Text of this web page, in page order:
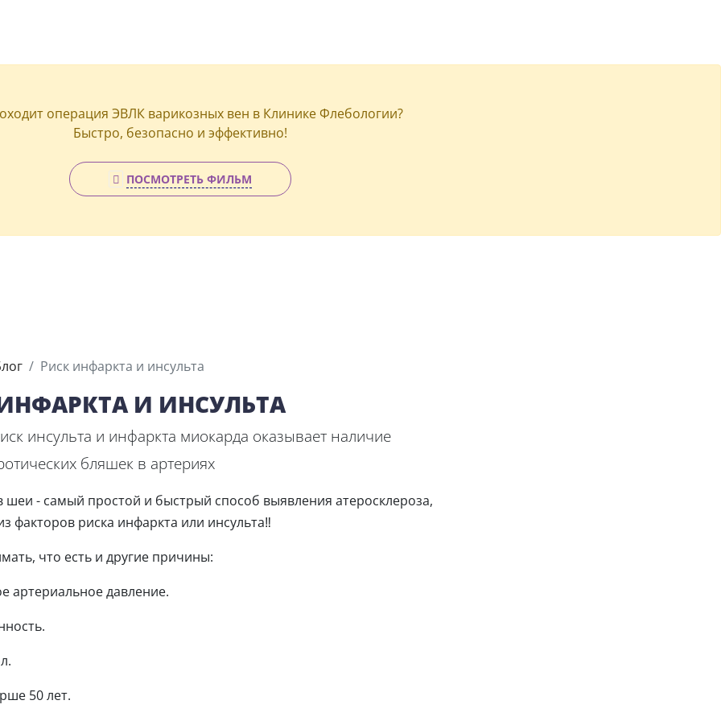
операция ЭВЛК варикозных вен в Клинике Флебологии?
Быстро, безопасно и эффективно!
ПОСМОТРЕТЬ ФИЛЬМ
Риск инфаркта и инсульта
И ИНСУЛЬТА
инсульта и инфаркта миокарда оказывает наличие
бляшек в артериях
шеи - самый простой и быстрый способ выявления атеросклероза,
факторов риска инфаркта или инсульта‼
что есть и другие причины:
артериальное давление.
50 лет.